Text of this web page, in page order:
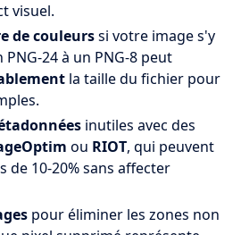
visuel.
de couleurssi votre image s'y
24 à un PNG-8 peut
la taille du fichier pour
inutiles avec des
ou RIOT, qui peuvent
de 10-20% sans affecter
pour éliminer les zones non